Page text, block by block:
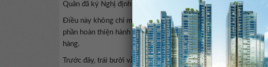
Quân đã ký Nghị định thư về yêu cầu kiểm dịch thực vật đối với
Điều này không chỉ mở ra cơ hội khai thác hiệu quả tiềm năng
phần hoàn thiện hành lang pháp lý cho xuất khẩu chính ngạch,
hàng.
Trước đây, trái bưởi vẫn được xuất khẩu sang Trung Quốc